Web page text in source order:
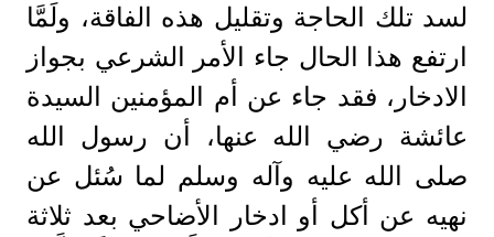
لسد تلك الحاجة وتقليل هذه الفاقة، ولَمَّا
ارتفع هذا الحال جاء الأمر الشرعي بجواز
الادخار، فقد جاء عن أم المؤمنين السيدة
عائشة رضي الله عنها، أن رسول الله
صلى الله عليه وآله وسلم لما سُئل عن
نهيه عن أكل أو ادخار الأضاحي بعد ثلاثة